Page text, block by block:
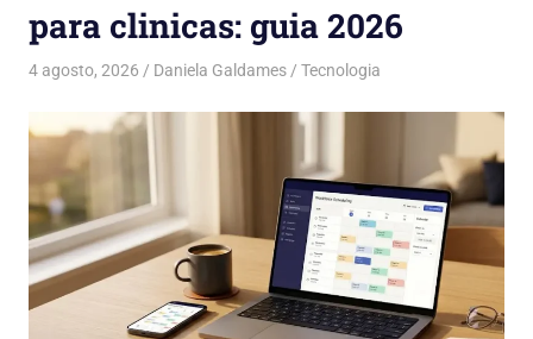
para clinicas: guia 2026
4 agosto, 2026 Daniela Galdames Tecnologia